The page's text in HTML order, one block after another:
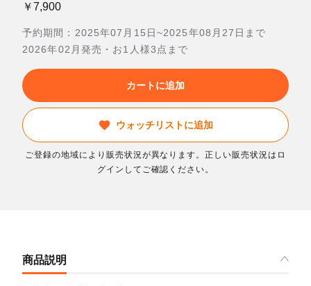
￥7,900
予約期間：2025年07月15日~2025年08月27日まで
2026年02月発売・お1人様3点まで
カートに追加
ウォッチリストに追加
ご登録の地域により販売状況が異なります。正しい販売状況はロ
グインしてご確認ください。
商品説明